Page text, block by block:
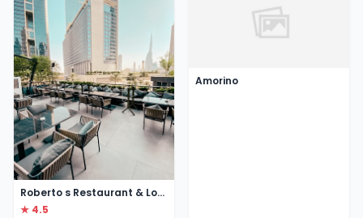
Roberto s Restaurant & Lounge
★ 4.5
Amorino